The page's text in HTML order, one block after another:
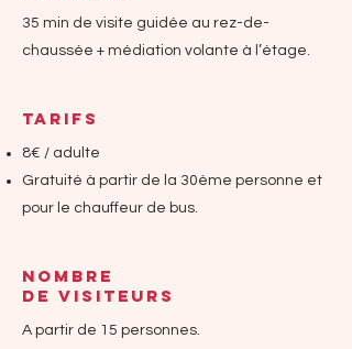
35 min de visite guidée au rez-de-
chaussée + médiation volante à l’étage.
TARIFs
8€ / adulte
Gratuité à partir de la 30ème personne et
pour le chauffeur de bus.
NOMBRE
DE VISITEURS
A partir de 15 personnes.